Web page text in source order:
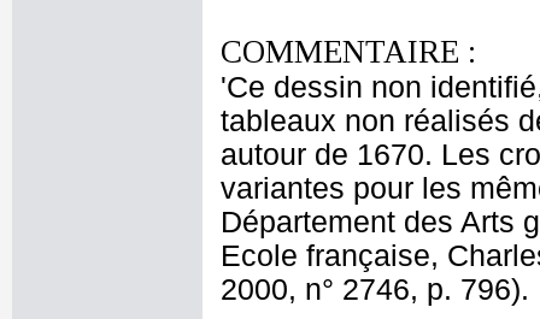
COMMENTAIRE :
'Ce dessin non
tableaux non réalisés
autour de 1670. Les
variantes pour les
Département des Arts
Ecole française,
2000, n° 2746, p. 796).